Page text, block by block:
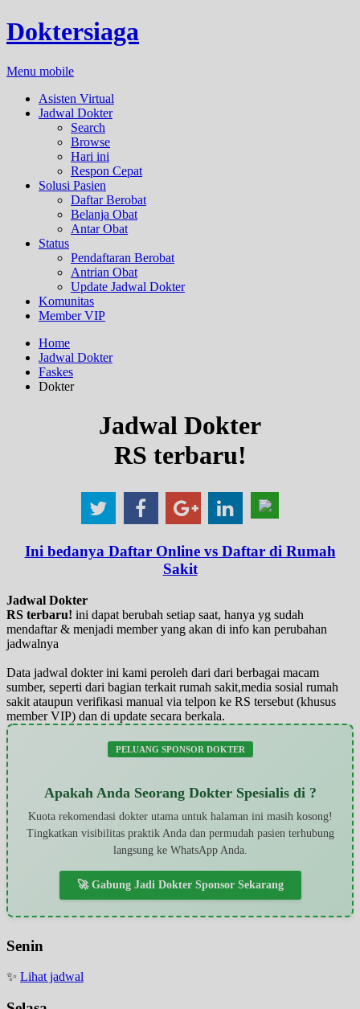
Doktersiaga
Menu mobile
Asisten Virtual
Jadwal Dokter
Search
Browse
Hari ini
Respon Cepat
Solusi Pasien
Daftar Berobat
Belanja Obat
Antar Obat
Status
Pendaftaran Berobat
Antrian Obat
Update Jadwal Dokter
Komunitas
Member VIP
Home
Jadwal Dokter
Faskes
Dokter
Jadwal Dokter
RS terbaru!
Ini bedanya Daftar Online vs Daftar di Rumah
Sakit
Jadwal Dokter
RS terbaru! ini dapat berubah setiap saat, hanya yg sudah
mendaftar & menjadi member yang akan di info kan perubahan
jadwalnya
Data jadwal dokter ini kami peroleh dari dari berbagai macam
sumber, seperti dari bagian terkait rumah sakit,media sosial rumah
sakit ataupun verifikasi manual via telpon ke RS tersebut (khusus
member VIP) dan di update secara berkala.
PELUANG SPONSOR DOKTER
Apakah Anda Seorang Dokter Spesialis di ?
Kuota rekomendasi dokter utama untuk halaman ini masih kosong!
Tingkatkan visibilitas praktik Anda dan permudah pasien terhubung
langsung ke WhatsApp Anda.
🚀 Gabung Jadi Dokter Sponsor Sekarang
Senin
✨ Lihat jadwal